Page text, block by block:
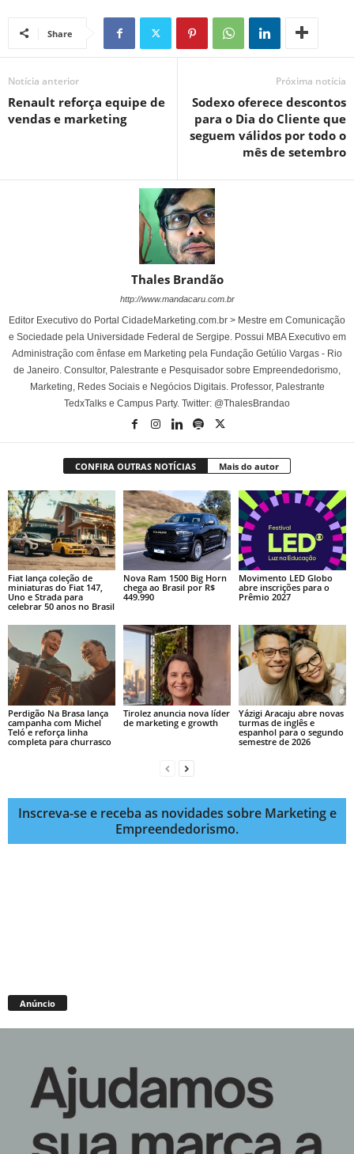
Share
Notícia anterior
Renault reforça equipe de
vendas e marketing
Próxima notícia
Sodexo oferece descontos
para o Dia do Cliente que
seguem válidos por todo o
mês de setembro
Thales Brandão
http://www.mandacaru.com.br
Editor Executivo do Portal CidadeMarketing.com.br > Mestre em Comunicação
e Sociedade pela Universidade Federal de Sergipe. Possui MBA Executivo em
Administração com ênfase em Marketing pela Fundação Getúlio Vargas - Rio
de Janeiro. Consultor, Palestrante e Pesquisador sobre Empreendedorismo,
Marketing, Redes Sociais e Negócios Digitais. Professor, Palestrante
TedxTalks e Campus Party. Twitter: @ThalesBrandao
CONFIRA OUTRAS NOTÍCIAS Mais do autor
Fiat lança coleção de
miniaturas do Fiat 147,
Uno e Strada para
celebrar 50 anos no Brasil
Nova Ram 1500 Big Horn
chega ao Brasil por R$
449.990
Movimento LED Globo
abre inscrições para o
Prêmio 2027
Perdigão Na Brasa lança
campanha com Michel
Teló e reforça linha
completa para churrasco
Tirolez anuncia nova líder
de marketing e growth
Yázigi Aracaju abre novas
turmas de inglês e
espanhol para o segundo
semestre de 2026
Inscreva-se e receba as novidades sobre Marketing e
Empreendedorismo.
Anúncio